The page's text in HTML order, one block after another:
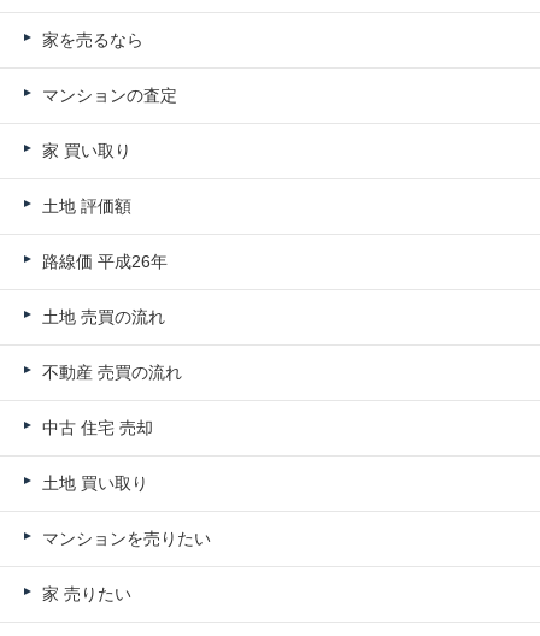
家を売るなら
マンションの査定
家 買い取り
土地 評価額
路線価 平成26年
土地 売買の流れ
不動産 売買の流れ
中古 住宅 売却
土地 買い取り
マンションを売りたい
家 売りたい